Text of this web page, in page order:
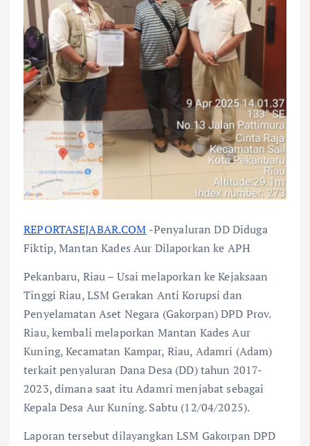
REPORTASEJABAR.COM -Penyaluran DD Diduga
Fiktip, Mantan Kades Aur Dilaporkan ke APH
Pekanbaru, Riau – Usai melaporkan ke Kejaksaan
Tinggi Riau, LSM Gerakan Anti Korupsi dan
Penyelamatan Aset Negara (Gakorpan) DPD Prov.
Riau, kembali melaporkan Mantan Kades Aur
Kuning, Kecamatan Kampar, Riau, Adamri (Adam)
terkait penyaluran Dana Desa (DD) tahun 2017-
2023, dimana saat itu Adamri menjabat sebagai
Kepala Desa Aur Kuning. Sabtu (12/04/2025).
Laporan tersebut dilayangkan LSM Gakorpan DPD